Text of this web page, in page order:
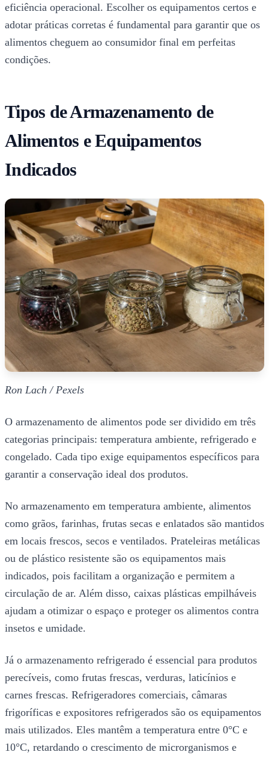
eficiência operacional. Escolher os equipamentos certos e
adotar práticas corretas é fundamental para garantir que os
alimentos cheguem ao consumidor final em perfeitas
condições.
Tipos de Armazenamento de
Alimentos e Equipamentos
Indicados
Ron Lach / Pexels
O armazenamento de alimentos pode ser dividido em três
categorias principais: temperatura ambiente, refrigerado e
congelado. Cada tipo exige equipamentos específicos para
garantir a conservação ideal dos produtos.
No armazenamento em temperatura ambiente, alimentos
como grãos, farinhas, frutas secas e enlatados são mantidos
em locais frescos, secos e ventilados. Prateleiras metálicas
ou de plástico resistente são os equipamentos mais
indicados, pois facilitam a organização e permitem a
circulação de ar. Além disso, caixas plásticas empilháveis
ajudam a otimizar o espaço e proteger os alimentos contra
insetos e umidade.
Já o armazenamento refrigerado é essencial para produtos
perecíveis, como frutas frescas, verduras, laticínios e
carnes frescas. Refrigeradores comerciais, câmaras
frigoríficas e expositores refrigerados são os equipamentos
mais utilizados. Eles mantêm a temperatura entre 0°C e
10°C, retardando o crescimento de microrganismos e